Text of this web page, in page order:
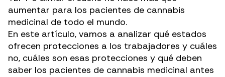
aumentar para los pacientes de cannabis
medicinal de todo el mundo.
En este artículo, vamos a analizar qué estados
ofrecen protecciones a los trabajadores y cuáles
no, cuáles son esas protecciones y qué deben
saber los pacientes de cannabis medicinal antes